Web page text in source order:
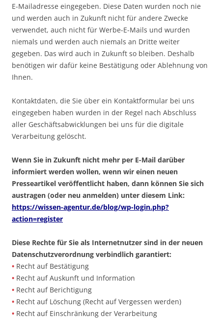
E-Mailadresse eingegeben. Diese Daten wurden noch nie
und werden auch in Zukunft nicht für andere Zwecke
verwendet, auch nicht für Werbe-E-Mails und wurden
niemals und werden auch niemals an Dritte weiter
gegeben. Das wird auch in Zukunft so bleiben. Deshalb
benötigen wir dafür keine Bestätigung oder Ablehnung von
Ihnen.
Kontaktdaten, die Sie über ein Kontaktformular bei uns
eingegeben haben wurden in der Regel nach Abschluss
aller Geschäftsabwicklungen bei uns für die digitale
Verarbeitung gelöscht.
Wenn Sie in Zukunft nicht mehr per E-Mail darüber
informiert werden wollen, wenn wir einen neuen
Presseartikel veröffentlicht haben, dann können Sie sich
austragen (oder neu anmelden) unter diesem Link:
https://wissen-agentur.de/blog/wp-login.php?
action=register
Diese Rechte für Sie als Internetnutzer sind in der neuen
Datenschutzverordnung verbindlich garantiert:
• Recht auf Bestätigung
• Recht auf Auskunft und Information
• Recht auf Berichtigung
• Recht auf Löschung (Recht auf Vergessen werden)
• Recht auf Einschränkung der Verarbeitung